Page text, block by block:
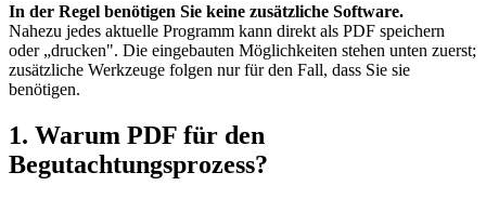
In der Regel benötigen Sie keine zusätzliche Software.
Nahezu jedes aktuelle Programm kann direkt als PDF speichern
oder „drucken". Die eingebauten Möglichkeiten stehen unten zuerst;
zusätzliche Werkzeuge folgen nur für den Fall, dass Sie sie
benötigen.
1. Warum PDF für den
Begutachtungsprozess?